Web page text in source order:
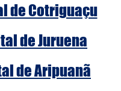
de Cotriguaçu
de Juruena
de Aripuanã